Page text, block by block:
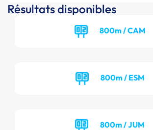
Résultats disponibles
800m / CAM
800m / ESM
800m / JUM